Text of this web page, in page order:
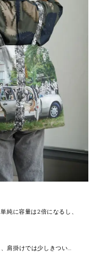
純に容量は2倍になるし、
肩掛けでは少しきつい…